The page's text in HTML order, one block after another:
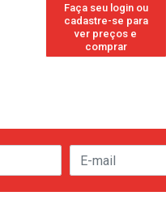
Faça seu login ou
cadastre-se para
ver preços e
comprar